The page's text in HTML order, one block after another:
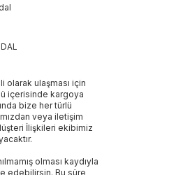
olarak ulaşması için
içerisinde kargoya
bize her türlü
veya iletişim
İlişkileri ekibimiz
olması kaydıyla
edebilirsin. Bu süre